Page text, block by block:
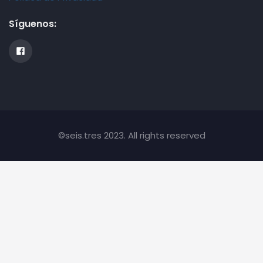
Síguenos:
©seis.tres 2023. All rights reserved